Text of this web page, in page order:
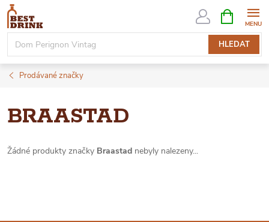
Přejít
obsah
HLEDAT
NÁKUPNÍ
KOŠÍK
Prodávané značky
BRAASTAD
Žádné produkty značky Braastad nebyly nalezeny...